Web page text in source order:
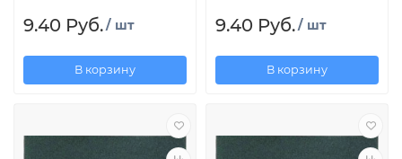
9.40 Руб./ шт
В корзину
9.40 Руб./ шт
В корзину